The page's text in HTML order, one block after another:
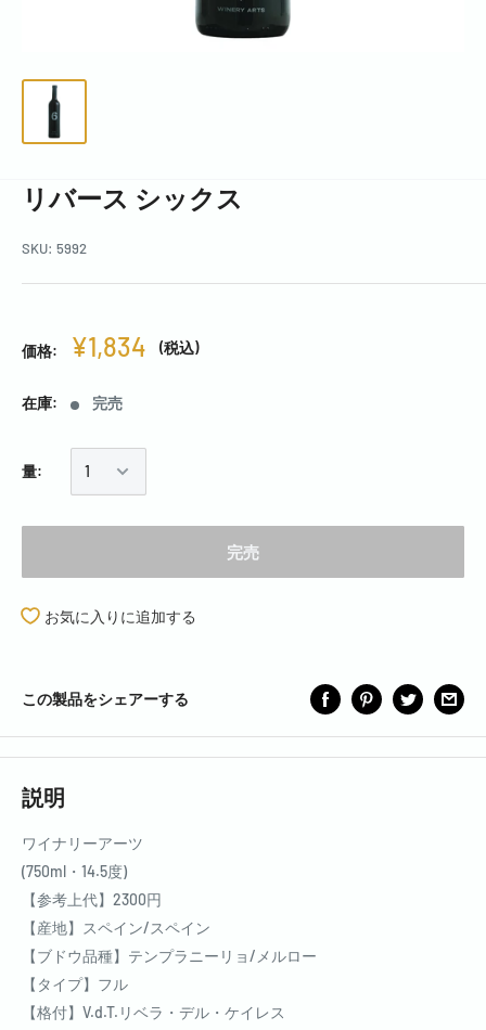
リバース シックス
SKU: 5992
価格: ¥1,834 (税込)
在庫: 完売
量:
完売
お気に入りに追加する
この製品をシェアーする
説明
ワイナリーアーツ
(750ml・14.5度)
【参考上代】2300円
【産地】スペイン/スペイン
【ブドウ品種】テンプラニーリョ/メルロー
【タイプ】フル
【格付】V.d.T.リベラ・デル・ケイレス